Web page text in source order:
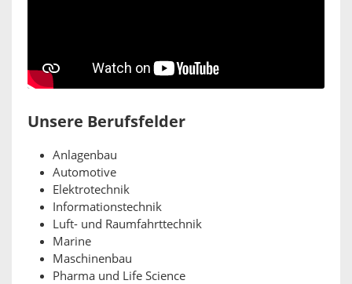
Unsere Berufsfelder
Anlagenbau
Automotive
Elektrotechnik
Informationstechnik
Luft- und Raumfahrttechnik
Marine
Maschinenbau
Pharma und Life Science